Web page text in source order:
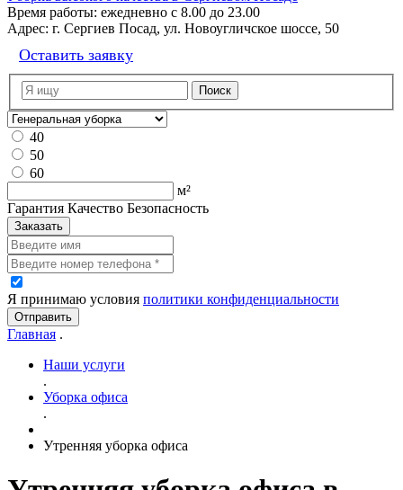
Время работы: ежедневно с 8.00 до 23.00
Адрес: г. Сергиев Посад, ул. Новоугличское шоссе, 50
Оставить заявку
40
50
60
м²
Гарантия Качество Безопасность
Заказать
Я принимаю условия политики конфиденциальности
Отправить
Главная .
Наши услуги
.
Уборка офиса
.
Утренняя уборка офиса